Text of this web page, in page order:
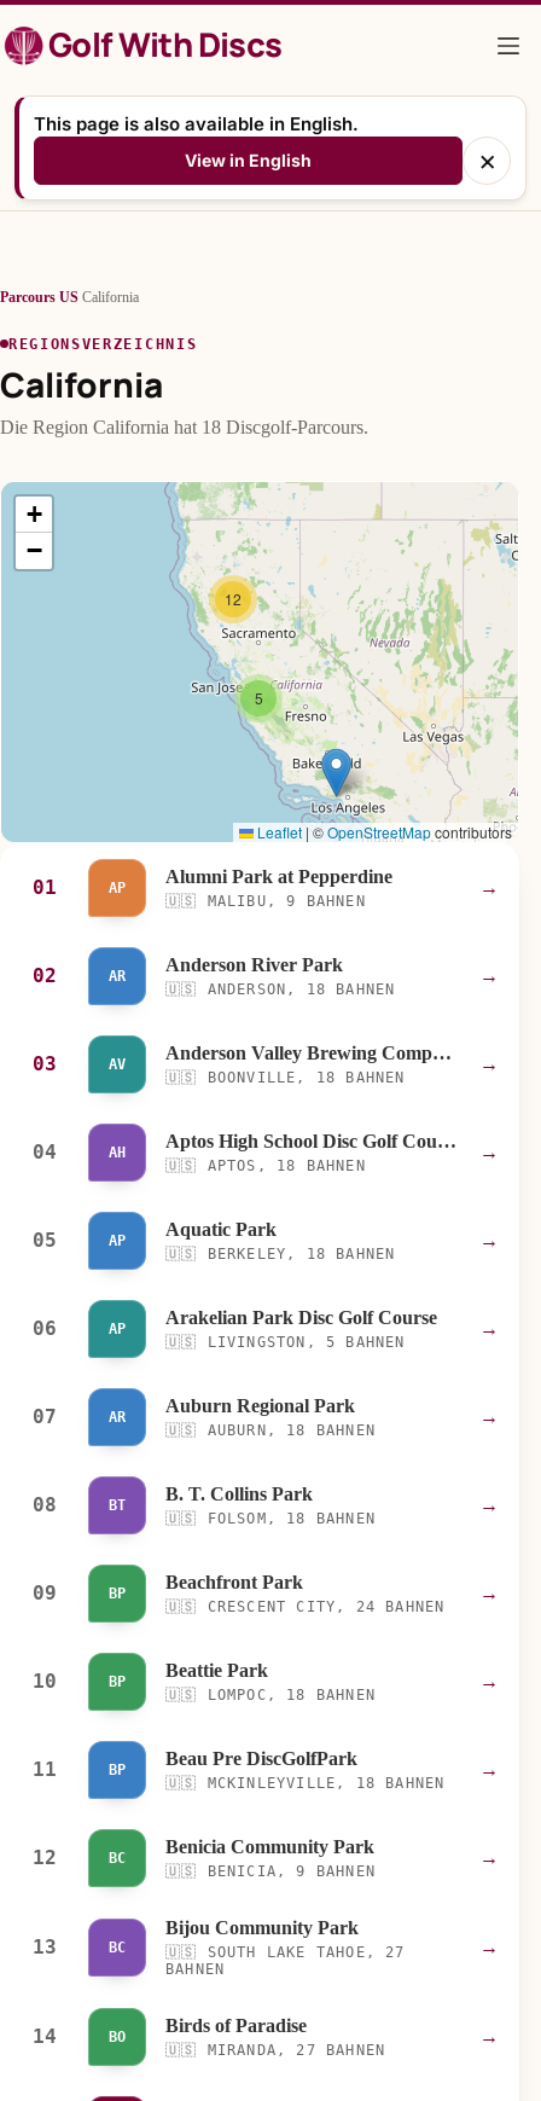
Inhalt
springenGolf With Discs
This page is also available in English.
View in English ×
Parcours US California
REGIONSVERZEICHNIS
California
Die Region California hat 18 Discgolf-Parcours.
5
12
+
−
Leaflet | ©OpenStreetMapcontributors
01 AP
Alumni Park at Pepperdine
🇺🇸 MALIBU, 9 BAHNEN
→
02 AR
Anderson River Park
🇺🇸 ANDERSON, 18 BAHNEN
→
03 AV
Anderson Valley Brewing Company
🇺🇸 BOONVILLE, 18 BAHNEN
→
04 AH
Aptos High School Disc Golf Course
🇺🇸 APTOS, 18 BAHNEN
→
05 AP
Aquatic Park
🇺🇸 BERKELEY, 18 BAHNEN
→
06 AP
Arakelian Park Disc Golf Course
🇺🇸 LIVINGSTON, 5 BAHNEN
→
07 AR
Auburn Regional Park
🇺🇸 AUBURN, 18 BAHNEN
→
08 BT
B. T. Collins Park
🇺🇸 FOLSOM, 18 BAHNEN
→
09 BP
Beachfront Park
🇺🇸 CRESCENT CITY, 24 BAHNEN
→
10 BP
Beattie Park
🇺🇸 LOMPOC, 18 BAHNEN
→
11 BP
Beau Pre DiscGolfPark
🇺🇸 MCKINLEYVILLE, 18 BAHNEN
→
12 BC
Benicia Community Park
🇺🇸 BENICIA, 9 BAHNEN
→
13 BC
Bijou Community Park
🇺🇸
SOUTH LAKE TAHOE, 27
BAHNEN
→
14 BO
Birds of Paradise
🇺🇸 MIRANDA, 27 BAHNEN
→